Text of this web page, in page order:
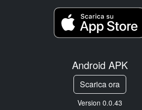
Android APK
Scarica ora
Version 0.0.43